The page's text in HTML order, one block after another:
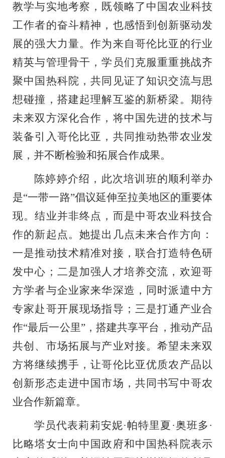
教学与实地考察，既领略了中国农业科技
工作者的奋斗精神，也感悟到创新驱动发
展的强大力量。作为来自哥伦比亚的行业
精英与管理骨干，学员们克服重重挑战齐
聚中国热科院，共同见证了知识交流与思
想碰撞，搭建起理解互鉴的新桥梁。期待
未来双方深化合作，将中国先进的技术与
装备引入哥伦比亚，共同推动热带农业发
展，并不断检验和拓展合作成果。
陈婷婷介绍，此次培训班的顺利举办
是“一带一路”倡议延伸至拉美地区的重要体
现。结业并非终点，而是中哥农业科技合
作的新起点。她提出几点未来合作方向：
一是推动技术精准对接，联合打造特色研
发中心；二是加强人才培养交流，欢迎哥
方学者与企业家来华深造，同时派遣中方
专家赴哥开展现场指导；三是打通产业合
作“最后一公里”，搭建共享平台，推动产品
共创、市场拓展与产业对接。希望未来双
方将继续携手，让哥伦比亚优质农产品以
创新形态走进中国市场，共同书写中哥农
业合作新篇章。
学员代表莉莉安妮·帕特里夏 ·奥班多 ·
比略塔女士向中国政府和中国热科院表示